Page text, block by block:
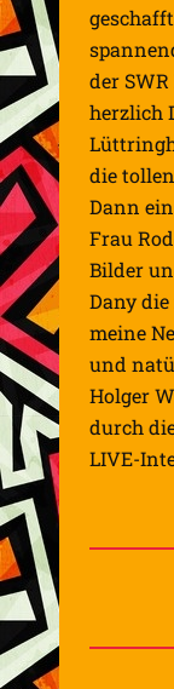
der
herzlich
die
Dann
Frau
Bilder
Dany
meine
und
Holger
durch
LIVE-